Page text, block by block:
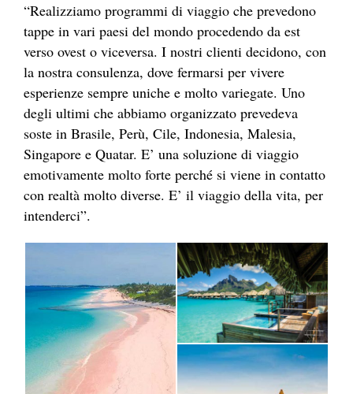
“Realizziamo programmi di viaggio che prevedono
tappe in vari paesi del mondo procedendo da est
verso ovest o viceversa. I nostri clienti decidono, con
la nostra consulenza, dove fermarsi per vivere
esperienze sempre uniche e molto variegate. Uno
degli ultimi che abbiamo organizzato prevedeva
soste in Brasile, Perù, Cile, Indonesia, Malesia,
Singapore e Quatar. E’ una soluzione di viaggio
emotivamente molto forte perché si viene in contatto
con realtà molto diverse. E’ il viaggio della vita, per
intenderci”.